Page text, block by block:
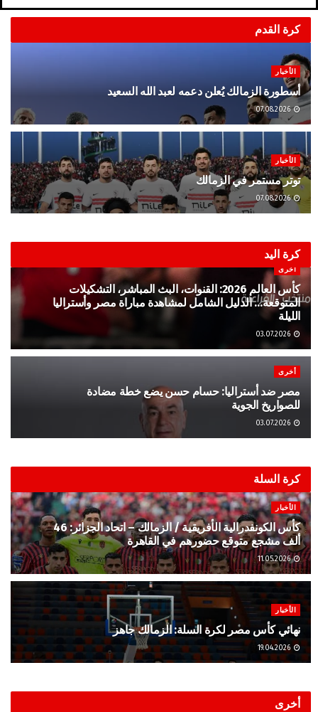
كرة القدم
الأخبار
أسطورة الزمالك يُعلن دعمه لعبد الله السعيد
07.08.2026
الأخبار
توتر مستمر في الزمالك
07.08.2026
كرة اليد
أخرى
كأس العالم 2026: القنوات، البث المباشر، التشكيلات
المتوقعة… الدليل الشامل لمشاهدة مباراة مصر وأستراليا
الليلة
أخرى
مصر ضد أستراليا: حسام حسن يضع خطة مضادة
للصواريخ الجوية
كرة السلة
الأخبار
كأس الكونفدرالية الأفريقية / الزمالك – اتحاد الجزائر: 46
ألف مشجع متوقع حضورهم في القاهرة
11.05.2026
الأخبار
نهائي كأس مصر لكرة السلة: الزمالك جاهز
أخرى